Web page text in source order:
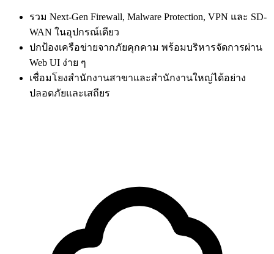
รวม Next-Gen Firewall, Malware Protection, VPN และ SD-
WAN ในอุปกรณ์เดียว
ปกป้องเครือข่ายจากภัยคุกคาม พร้อมบริหารจัดการผ่าน
Web UI ง่าย ๆ
เชื่อมโยงสำนักงานสาขาและสำนักงานใหญ่ได้อย่าง
ปลอดภัยและเสถียร